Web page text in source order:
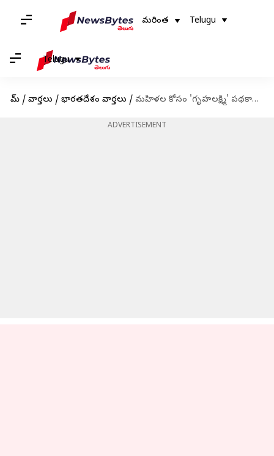
మరింత Telugu
Telugu
హోమ్ / వార్తలు / భారతదేశం వార్తలు / మహిళల కోసం 'గృహలక్ష్మి' పథకాన్ని ప్రారంభించిన తెలంగాణ ప్రభుత్వం; ఇంటి నిర్మాణానికి రూ.3లక్షలు
ADVERTISEMENT